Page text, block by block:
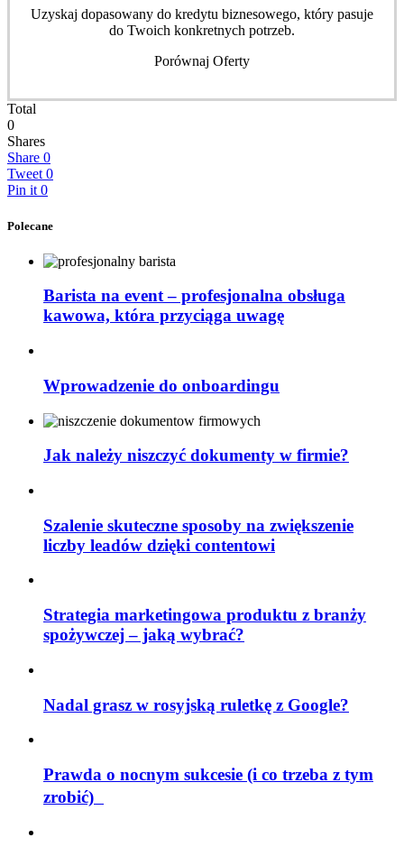
Uzyskaj dopasowany do kredytu biznesowego, który pasuje
do Twoich konkretnych potrzeb.
Porównaj Oferty
Total
0
Shares
Share 0
Tweet 0
Pin it 0
Polecane
Barista na event – profesjonalna obsługa
kawowa, która przyciąga uwagę
Wprowadzenie do onboardingu
Jak należy niszczyć dokumenty w firmie?
Szalenie skuteczne sposoby na zwiększenie
liczby leadów dzięki contentowi
Strategia marketingowa produktu z branży
spożywczej – jaką wybrać?
Nadal grasz w rosyjską ruletkę z Google?
Prawda o nocnym sukcesie (i co trzeba z tym
zrobić)